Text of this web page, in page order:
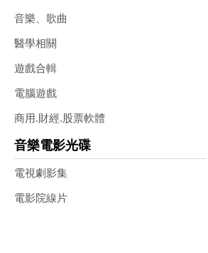
音樂、歌曲
醫學相關
遊戲合輯
電腦遊戲
商用.財經.股票軟體
音樂電影光碟
電視劇影集
電影院線片